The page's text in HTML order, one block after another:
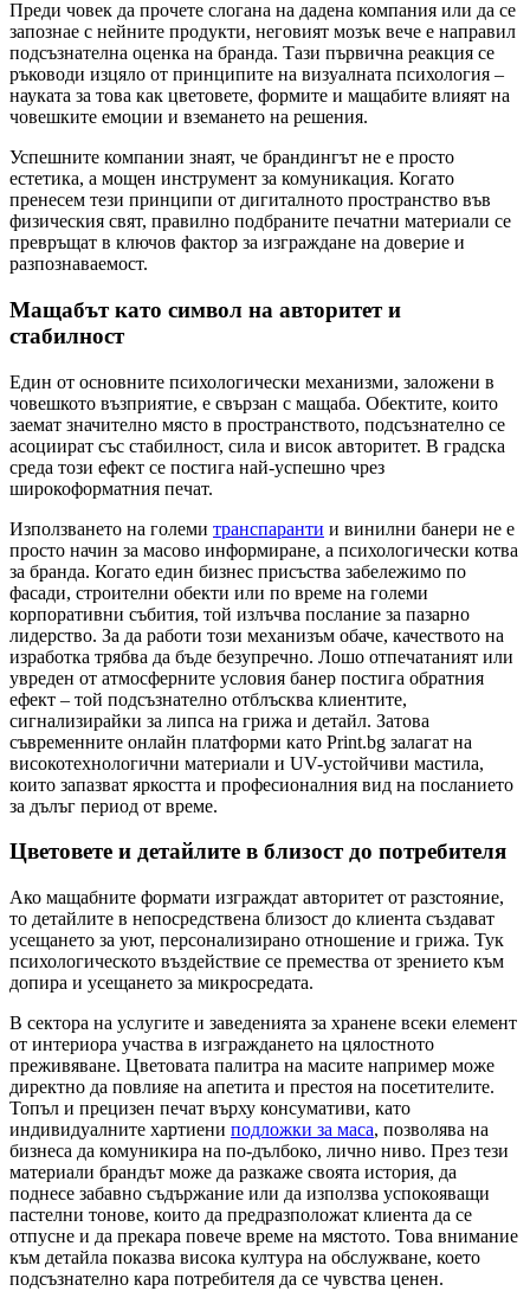
Преди човек да прочете слогана на дадена компания или да се
запознае с нейните продукти, неговият мозък вече е направил
подсъзнателна оценка на бранда. Тази първична реакция се
ръководи изцяло от принципите на визуалната психология –
науката за това как цветовете, формите и мащабите влияят на
човешките емоции и вземането на решения.
Успешните компании знаят, че брандингът не е просто
естетика, а мощен инструмент за комуникация. Когато
пренесем тези принципи от дигиталното пространство във
физическия свят, правилно подбраните печатни материали се
превръщат в ключов фактор за изграждане на доверие и
разпознаваемост.
Мащабът като символ на авторитет и
стабилност
Един от основните психологически механизми, заложени в
човешкото възприятие, е свързан с мащаба. Обектите, които
заемат значително място в пространството, подсъзнателно се
асоциират със стабилност, сила и висок авторитет. В градска
среда този ефект се постига най-успешно чрез
широкоформатния печат.
Използването на големи транспаранти и винилни банери не е
просто начин за масово информиране, а психологически котва
за бранда. Когато един бизнес присъства забележимо по
фасади, строителни обекти или по време на големи
корпоративни събития, той излъчва послание за пазарно
лидерство. За да работи този механизъм обаче, качеството на
изработка трябва да бъде безупречно. Лошо отпечатаният или
увреден от атмосферните условия банер постига обратния
ефект – той подсъзнателно отблъсква клиентите,
сигнализирайки за липса на грижа и детайл. Затова
съвременните онлайн платформи като Print.bg залагат на
високотехнологични материали и UV-устойчиви мастила,
които запазват яркостта и професионалния вид на посланието
за дълъг период от време.
Цветовете и детайлите в близост до потребителя
Ако мащабните формати изграждат авторитет от разстояние,
то детайлите в непосредствена близост до клиента създават
усещането за уют, персонализирано отношение и грижа. Тук
психологическото въздействие се премества от зрението към
допира и усещането за микросредата.
В сектора на услугите и заведенията за хранене всеки елемент
от интериора участва в изграждането на цялостното
преживяване. Цветовата палитра на масите например може
директно да повлияе на апетита и престоя на посетителите.
Топъл и прецизен печат върху консумативи, като
индивидуалните хартиени подложки за маса, позволява на
бизнеса да комуникира на по-дълбоко, лично ниво. През тези
материали брандът може да разкаже своята история, да
поднесе забавно съдържание или да използва успокояващи
пастелни тонове, които да предразположат клиента да се
отпусне и да прекара повече време на мястото. Това внимание
към детайла показва висока култура на обслужване, което
подсъзнателно кара потребителя да се чувства ценен.